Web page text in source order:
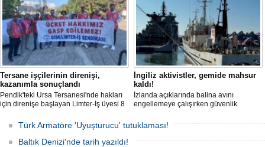
Tersane işçilerinin direnişi,
kazanımla sonuçlandı
Pendik'teki Ursa Tersanesi'nde hakları
için direnişe başlayan Limter-İş üyesi 8
arabulucu görüşmesinde tüm
alacakların ödenmesini kabul etti.
Sendika, sözlerin tutulmaması halinde
İngiliz aktivistler, gemide mahsur
kaldı!
İzlanda açıklarında balina avını
engellemeye çalışırken güvenlik
protesto gemisindeki 21 çevre aktivisti,
günlerdir gemiden çıkmalarına izin
verilmediğini ve temel haklarının ihlal
Türk Armatöre 'Uyuşturucu' tutuklaması!
Baltık Denizi'nde tarih yazıldı!